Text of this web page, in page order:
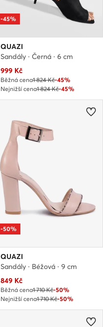
-45%
QUAZI
Sandály · Černá · 6 cm
Aktuální cena
999 Kč
Běžná cena1 824 Kč-45%
Nejnižší cena1 824 Kč-45%
-50%
QUAZI
Sandály · Béžová · 9 cm
Aktuální cena
849 Kč
Běžná cena1 710 Kč-50%
Nejnižší cena1 710 Kč-50%